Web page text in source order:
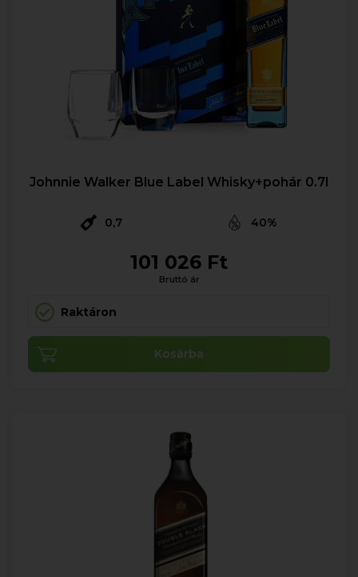
Johnnie Walker Blue Label Whisky+pohár 0.7l
0,7 40%
101 026 Ft
Bruttó ár
Raktáron
Kosárba